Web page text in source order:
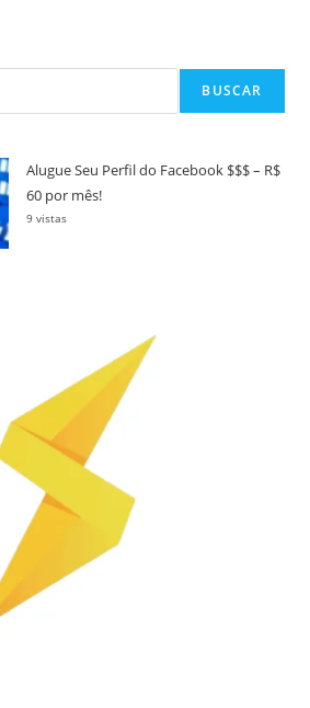
BUSCAR
Alugue Seu Perfil do Facebook $$$ – R$
60 por mês!
9 vistas